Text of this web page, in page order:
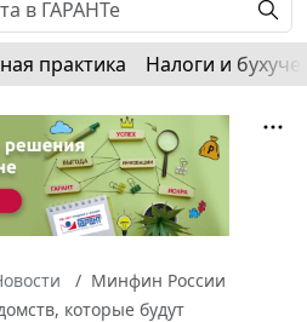
практика Налоги и
Минфин России
которые будут